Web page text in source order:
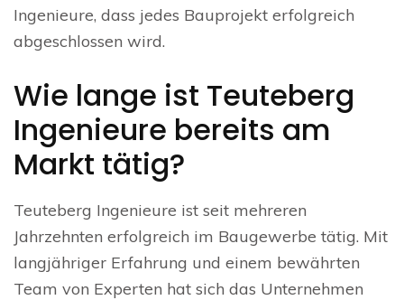
Ingenieure, dass jedes Bauprojekt erfolgreich
abgeschlossen wird.
Wie lange ist Teuteberg
Ingenieure bereits am
Markt tätig?
Teuteberg Ingenieure ist seit mehreren
Jahrzehnten erfolgreich im Baugewerbe tätig. Mit
langjähriger Erfahrung und einem bewährten
Team von Experten hat sich das Unternehmen